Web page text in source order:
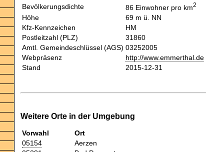
Bevölkerungsdichte 86 Einwohner pro km2
Höhe
69 m ü. NN
Kfz-Kennzeichen
HM
Postleitzahl (PLZ)
31860
Amtl. Gemeindeschlüssel (AGS) 03252005
Webpräsenz
http://www.emmerthal.de
Stand
2015-12-31
Weitere Orte in der Umgebung
Vorwahl Ort
05154
Aerzen